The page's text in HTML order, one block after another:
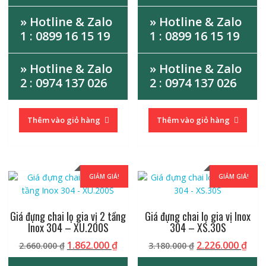
» Hotline & Zalo
1 : 0899 16 15 19
» Hotline & Zalo
2 : 0974 137 026
Thêm vào giỏ hàng
» Hotline & Zalo
1 : 0899 16 15 19
» Hotline & Zalo
2 : 0974 137 026
Thêm vào giỏ hàng
GIẢM GIÁ!
Giá đựng chai lọ gia vị 2 tầng
Inox 304 – XU.200S
2.660.000₫ Giá
gốc
1.862.000₫Giá
hiện
GIẢM GIÁ!
Giá đựng chai lọ gia vị Inox
304 – XS.30S
3.180.000₫ Giá
gốc
2.226.000₫Giá
hiện